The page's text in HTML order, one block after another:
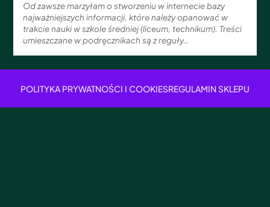
Od zawsze marzyłam o stworzeniu w internecie bazy
najważniejszych informacji, które należy opanować w
trakcie nauki w szkole średniej (liceum, technikum). Treści
umieszczane w podręcznikach są z reguły…
POLITYKA PRYWATNOŚCI I COOKIESREGULAMIN SKLEPU